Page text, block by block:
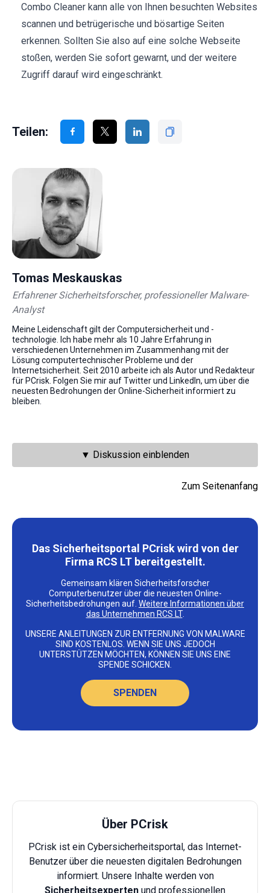
Combo Cleaner kann alle von Ihnen besuchten Websites
scannen und betrügerische und bösartige Seiten
erkennen. Sollten Sie also auf eine solche Webseite
stoßen, werden Sie sofort gewarnt, und der weitere
Zugriff darauf wird eingeschränkt.
Teilen:
Tomas Meskauskas
Erfahrener Sicherheitsforscher, professioneller Malware-
Analyst
Meine Leidenschaft gilt der Computersicherheit und -
technologie. Ich habe mehr als 10 Jahre Erfahrung in
verschiedenen Unternehmen im Zusammenhang mit der
Lösung computertechnischer Probleme und der
Internetsicherheit. Seit 2010 arbeite ich als Autor und Redakteur
für PCrisk. Folgen Sie mir auf Twitter und LinkedIn, um über die
neuesten Bedrohungen der Online-Sicherheit informiert zu
bleiben.
▼ Diskussion einblenden
Zum Seitenanfang
Das Sicherheitsportal PCrisk wird von der
Firma RCS LT bereitgestellt.
Gemeinsam klären Sicherheitsforscher
Computerbenutzer über die neuesten Online-
Sicherheitsbedrohungen auf. Weitere Informationen über
das Unternehmen RCS LT.
UNSERE ANLEITUNGEN ZUR ENTFERNUNG VON MALWARE
SIND KOSTENLOS. WENN SIE UNS JEDOCH
UNTERSTÜTZEN MÖCHTEN, KÖNNEN SIE UNS EINE
SPENDE SCHICKEN.
SPENDEN
Über PCrisk
PCrisk ist ein Cybersicherheitsportal, das Internet-
Benutzer über die neuesten digitalen Bedrohungen
informiert. Unsere Inhalte werden von
Sicherheitsexperten und professionellen